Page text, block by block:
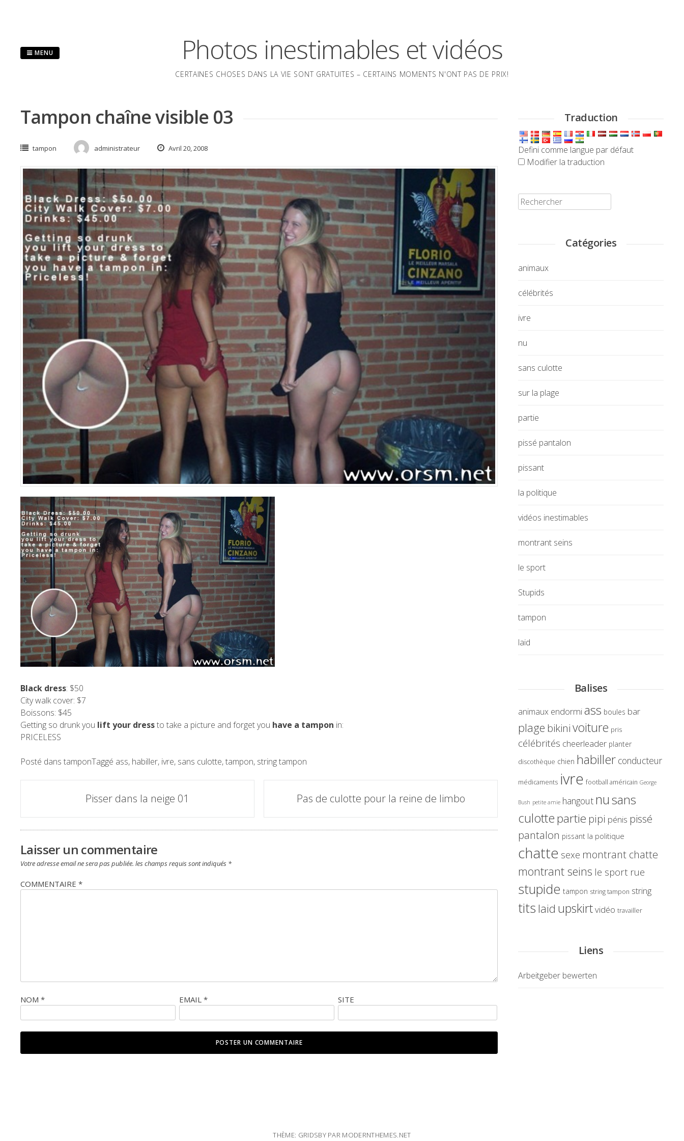
Photos inestimables et vidéos
CERTAINES CHOSES DANS LA VIE SONT GRATUITES – CERTAINS MOMENTS N'ONT PAS DE PRIX!
MENU
Tampon chaîne visible 03
tampon administrateur Avril 20, 2008
Black dress: $50
City walk cover: $7
Boissons: $45
Getting so drunk you lift your dressto take a picture and forget you have a tampon in:
PRICELESS
Posté dans tamponTaggé ass, habiller, ivre, sans culotte,tampon, string tampon
navigation
Pisser dans la neige 01 Pas de culotte pour la reine de limbo
Laisser un commentaire
Votre adresse email ne sera pas publiée. les champs requis sont indiqués *
COMMENTAIRE *
NOM * EMAIL* SITE
Traduction
Defini comme langue par défaut
Modifier la traduction
Rechercher:
Catégories
animaux
célébrités
ivre
nu
sans culotte
sur la plage
partie
pissé pantalon
pissant
la politique
vidéos inestimables
montrant seins
le sport
Stupids
tampon
laid
Balises
animaux endormiass boules bar
plage bikinivoiture pris
célébrités cheerleader planter
discothèque chien habiller conducteur
médicaments ivre football américain George
Bush petite amie hangout nusans
culottepartie pipi pénis pissé
pantalon pissant la politique
chatte sexe montrant chatte
montrant seins le sport rue
stupide tampon string tampon string
tits laid upskirtvidéo travailler
Liens
Arbeitgeber bewerten
THÈME: GRIDSBY PAR MODERNTHEMES.NET